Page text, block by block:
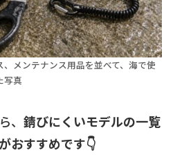
メンテナンス用品を並べて、海で使
写真
、 錆びにくいモデルの一覧
おすすめです👇